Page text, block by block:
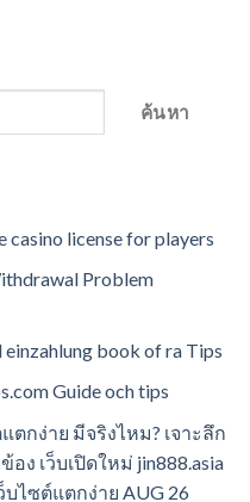
ค้นหา
casino license for players
Problem
book of ra Tips
Guide och tips
ตกง่าย มีจริงไหม? เจาะลึก
ง เว็บเปิดใหม่ jin888.asia
บไซต์แตกง่าย AUG 26